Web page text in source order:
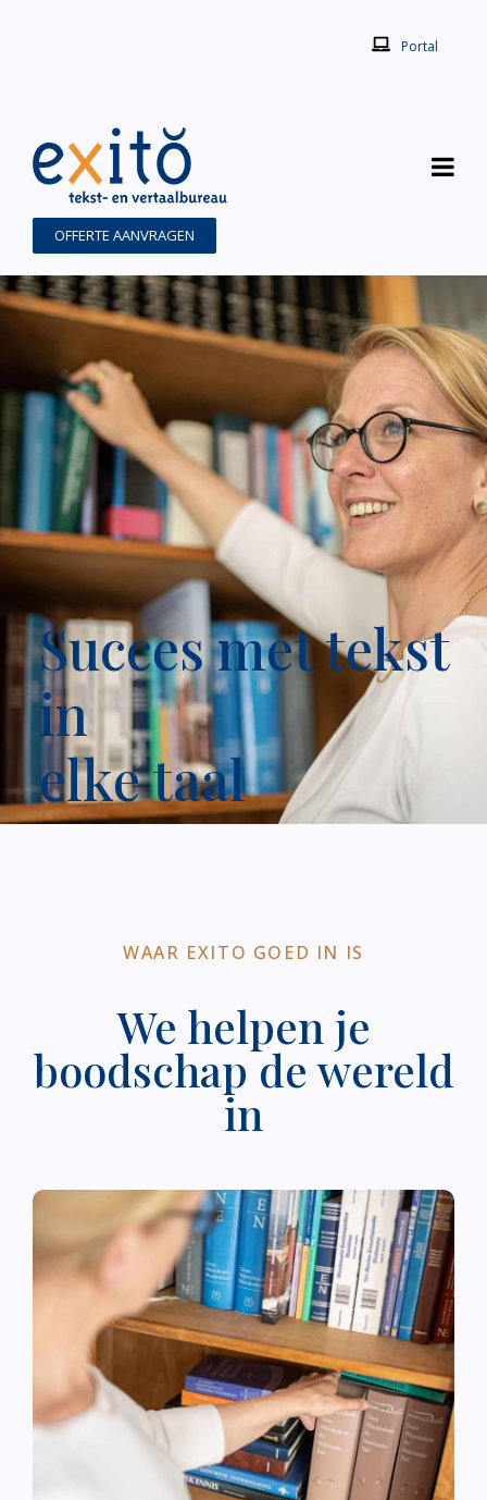
Portal
OFFERTE AANVRAGEN
Succes met tekst
in
elke taal
WAAR EXITO GOED IN IS
We helpen je
boodschap de wereld
in